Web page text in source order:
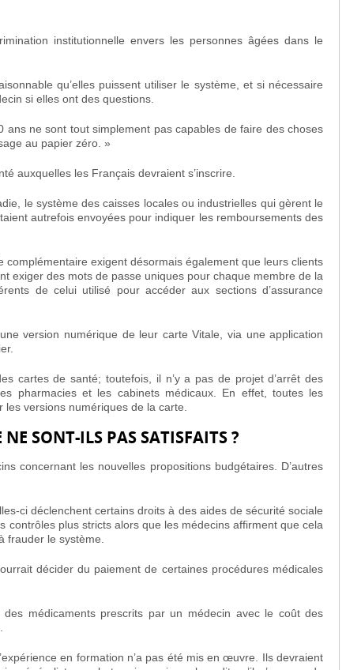
institutionnelle envers les personnes âgées dans le
qu’elles puissent utiliser le système, et si nécessaire
si elles ont des questions.
ne sont tout simplement pas capables de faire des choses
au papier zéro. »
auxquelles les Français devraient s’inscrire.
le système des caisses locales ou industrielles qui gèrent le
autrefois envoyées pour indiquer les remboursements des
complémentaire exigent désormais également que leurs clients
exiger des mots de passe uniques pour chaque membre de la
de celui utilisé pour accéder aux sections d’assurance
version numérique de leur carte Vitale, via une application
cartes de santé; toutefois, il n’y a pas de projet d’arrêt des
pharmacies et les cabinets médicaux. En effet, toutes les
versions numériques de la carte.
SONT-ILS PAS SATISFAITS ?
concernant les nouvelles propositions budgétaires. D’autres
ci déclenchent certains droits à des aides de sécurité sociale
contrôles plus stricts alors que les médecins affirment que cela
frauder le système.
décider du paiement de certaines procédures médicales
médicaments prescrits par un médecin avec le coût des
en formation n’a pas été mis en œuvre. Ils devraient